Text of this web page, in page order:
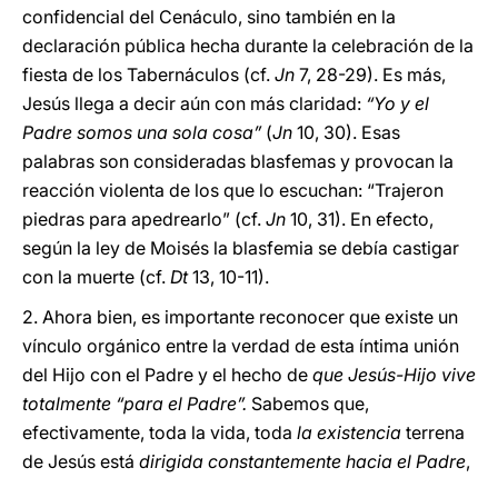
confidencial del Cenáculo, sino también en la
declaración pública hecha durante la celebración de la
fiesta de los Tabernáculos (cf. Jn 7, 28-29). Es más,
Jesús llega a decir aún con más claridad: “Yo y el
Padre somos una sola cosa”(Jn 10, 30). Esas
palabras son consideradas blasfemas y provocan la
reacción violenta de los que lo escuchan: “Trajeron
piedras para apedrearlo” (cf. Jn 10, 31). En efecto,
según la ley de Moisés la blasfemia se debía castigar
con la muerte (cf. Dt13, 10-11).
2. Ahora bien, es importante reconocer que existe un
vínculo orgánico entre la verdad de esta íntima unión
del Hijo con el Padre y el hecho de que Jesús-Hijo vive
totalmente “para el Padre”. Sabemos que,
efectivamente, toda la vida, toda la existencia terrena
de Jesús está dirigida constantemente hacia el Padre,